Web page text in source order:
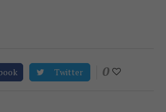
Twitter 0